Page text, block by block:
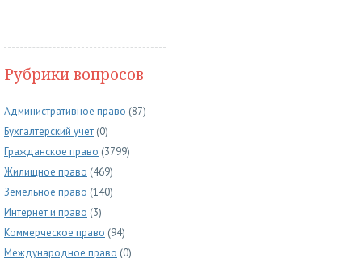
Рубрики вопросов
Административное право (87)
Бухгалтерский учет (0)
Гражданское право (3799)
Жилищное право (469)
Земельное право (140)
Интернет и право (3)
Коммерческое право (94)
Международное право (0)